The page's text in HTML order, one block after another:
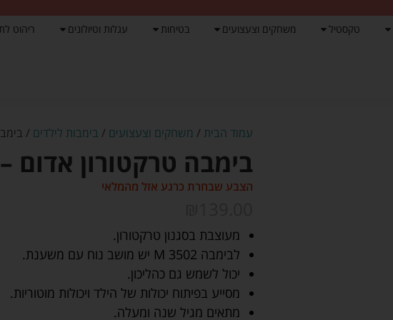
טקסטיל משחקים וצעצועים בטיחות עגלות וטיולונים ריהוט
עמוד הבית / משחקים וצעצועים / בימבות לילדים /
בימבה טרקטורון אדום
הצבע שבחרת כרגע אזל מהמלאי
מעוצבת בסגנון טרקטורון.
לבימבה M 3502 יש מושב נוח עם משענת.
יכול לשמש גם כהליכון.
מסייע בפיתוח יכולות של הילד ויכולות מוטוריות.
מתאים מגיל שנה ומעלה.